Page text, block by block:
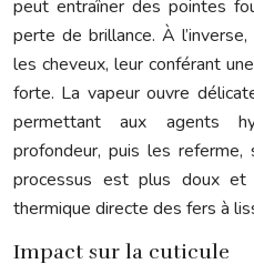
peut entraîner des pointes
perte de brillance. À
les cheveux, leur conférant
forte. La vapeur ouvre
permettant aux agents
profondeur, puis les referme,
processus est plus doux et
thermique directe des fers à
Impact sur la cuticule